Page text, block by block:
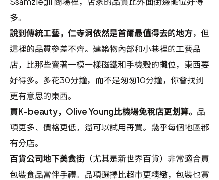
多。
說到傳統工藝，仁寺洞依然是首爾最值得去的地方，但
這裡的品質參差不齊。建築物內部和小巷裡的工藝品
店，比那些賣著一模一樣磁鐵和手機殼的攤位，東西要
好得多。多花30分鐘，而不是匆匆10分鐘，你會找到
更有意思的東西。
買K-beauty，Olive Young比機場免稅店更划算。 品
項更多、價格更低，還可以試用再買。幾乎每個地區都
有分店。
百貨公司地下美食街 （尤其是新世界百貨）非常適合買
包裝食品當伴手禮。品項選擇比超市更精緻，包裝也賞